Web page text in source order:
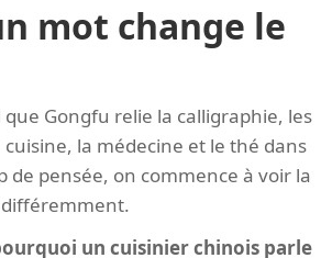
mot change le
que Gongfu relie la calligraphie, les
la médecine et le thé dans
de pensée, on commence à voir la
un cuisinier chinois parle